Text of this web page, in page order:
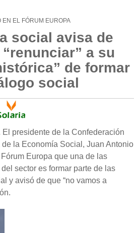
EN EL FÓRUM EUROPA
social avisa de
a su
de formar
social
El presidente de la Confederación
la Economía Social, Juan Antonio
Europa que una de las
sector es formar parte de las
y avisó de que “no vamos a